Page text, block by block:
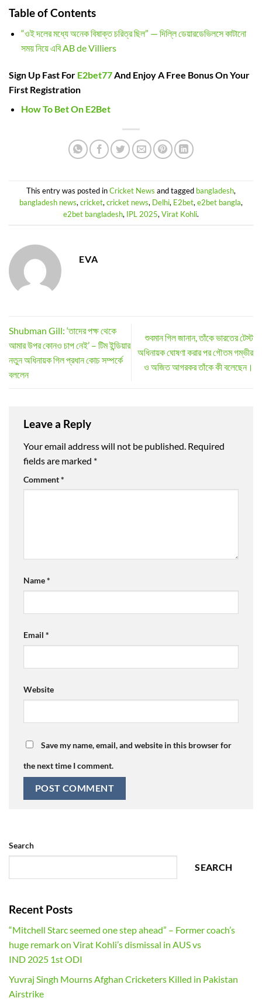
Table of Contents
“ওই দলের মধ্যে অনেক বিষাক্ত চরিত্র ছিল” — দিল্লি ডেয়ারডেভিলসে কাটানো
সময় নিয়ে এবি AB de Villiers
Sign Up Fast For E2bet77 And Enjoy A Free Bonus On Your
First Registration
How To Bet On E2Bet
This entry was posted inCricket News and tagged bangladesh,
bangladesh news, cricket, cricket news, Delhi, E2bet, e2bet bangla,
e2bet bangladesh, IPL 2025, Virat Kohli.
EVA
Shubman Gill: ‘তাদের পক্ষ থেকে
আমার উপর কোনও চাপ নেই’ – টিম ইন্ডিয়ার
নতুন অধিনায়ক গিল প্রধান কোচ সম্পর্কে
বললেন
শুবমান গিল জানান, তাঁকে ভারতের টেস্ট
অধিনায়ক ঘোষণা করার পর গৌতম গম্ভীর
ও অজিত আগরকর তাঁকে কী বলেছেন।
Leave a Reply
Your email address will not be published. Required
fields are marked *
Comment*
Name*
Email *
Website
Save my name, email, and website in this browser for
the next time I comment.
Search
SEARCH
Recent Posts
“Mitchell Starc seemed one step ahead” – Former coach’s
huge remark on Virat Kohli’s dismissal in AUS vs
IND 2025 1st ODI
Yuvraj Singh Mourns Afghan Cricketers Killed in Pakistan
Airstrike